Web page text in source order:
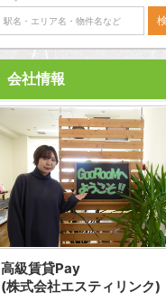
会社情報
高級賃貸Pay
(株式会社エスティリンク)